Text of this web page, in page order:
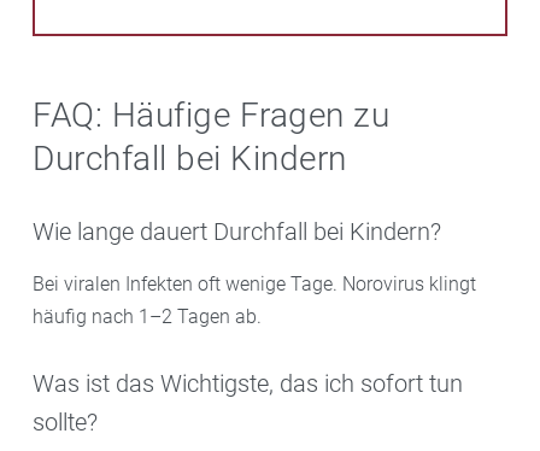
FAQ: Häufige Fragen zu
Durchfall bei Kindern
Wie lange dauert Durchfall bei Kindern?
Bei viralen Infekten oft wenige Tage. Norovirus klingt
häufig nach 1–2 Tagen ab.
Was ist das Wichtigste, das ich sofort tun
sollte?